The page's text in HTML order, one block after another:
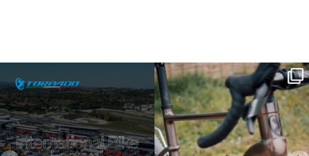
IBF sta per...
17 1
Kepler R è la gravel pensata per affrontare
lunghe...
27 0